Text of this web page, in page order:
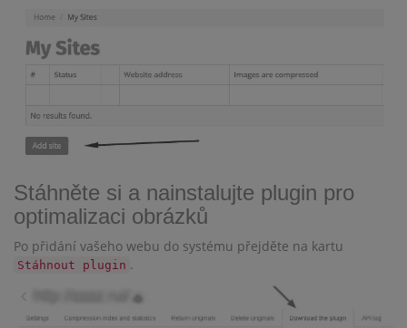
Stáhněte si a nainstalujte plugin pro
optimalizaci obrázků
Po přidání vašeho webu do systému přejděte na kartu
Stáhnout plugin .